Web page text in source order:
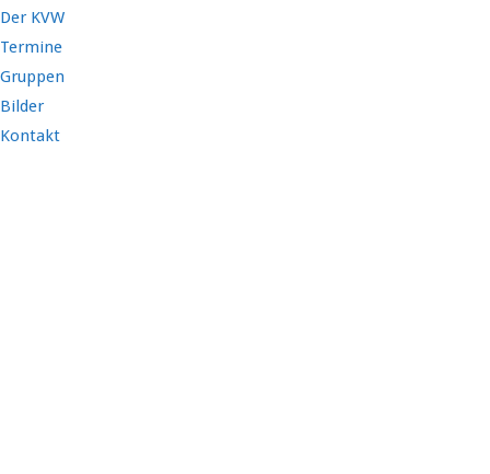
Der KVW
Termine
Gruppen
Bilder
Kontakt